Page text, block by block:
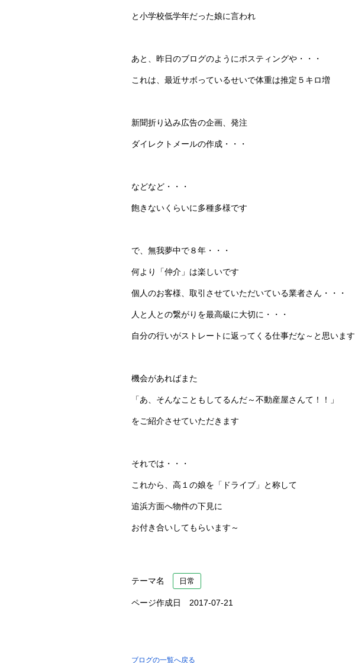
と小学校低学年だった娘に言われ
あと、昨日のブログのようにポスティングや・・・
これは、最近サボっているせいで体重は推定５キロ増
新聞折り込み広告の企画、発注
ダイレクトメールの作成・・・
などなど・・・
飽きないくらいに多種多様です
で、無我夢中で８年・・・
何より「仲介」は楽しいです
個人のお客様、取引させていただいている業者さん・・・
人と人との繋がりを最高級に大切に・・・
自分の行いがストレートに返ってくる仕事だな～と思います
機会があればまた
「あ、そんなこともしてるんだ～不動産屋さんて！！」
をご紹介させていただきます
それでは・・・
これから、高１の娘を「ドライブ」と称して
追浜方面へ物件の下見に
お付き合いしてもらいます～
テーマ名 日常
ページ作成日 2017-07-21
ブログの一覧へ戻る